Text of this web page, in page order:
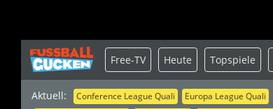
Aktuell: Conference League Quali Europa League Quali
Free-TV Heute Topspiele